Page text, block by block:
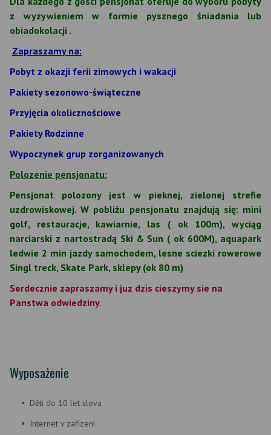
z wyzywieniem w formie pysznego śniadania lub
obiadokolacji .
Zapraszamy na:
Pobyt z okazji ferii zimowych i wakacji
Pakiety sezonowo-świąteczne
Przyjęcia okolicznościowe
Pakiety Rodzinne
Wypoczynek grup zorganizowanych
Polozenie pensjonatu:
Pensjonat polozony jest w pieknej, zielonej strefie
uzdrowiskowej. W pobliżu pensjonatu znajdują się: mini
golf, restauracje, kawiarnie, las ( ok 100m), wyciąg
narciarski z nartostradą Ski & Sun ( ok 600M), aquapark
ledwie 2 min jazdy samochodem, lesne sciezki rowerowe
Singl treck, Skate Park, sklepy (ok 80 m)
Serdecznie zapraszamy i juz dzis cieszymy sie na
Panstwa odwiedziny.
Wyposażenie
Děti do 10 let sleva
Internet v zařízení